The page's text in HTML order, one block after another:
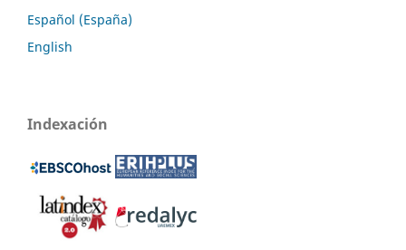
Español (España)
English
Indexación